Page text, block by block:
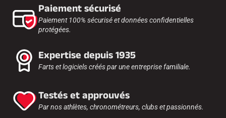
Paiement sécurisé
Paiement 100% sécurisé et données confidentielles
protégées.
Expertise depuis 1935
Farts et logiciels créés par une entreprise familiale.
Testés et approuvés
Par nos athlètes, chronométreurs, clubs et passionnés.